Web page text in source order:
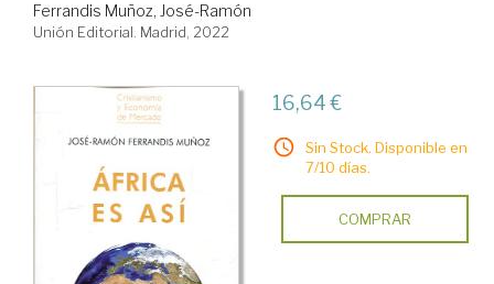
Ferrandis Muñoz, José-Ramón
Unión Editorial. Madrid, 2022
16,64 €
Sin Stock. Disponible en
7/10 días.
COMPRAR